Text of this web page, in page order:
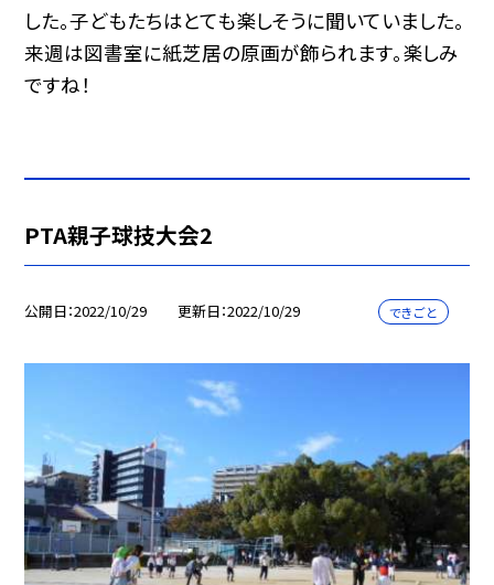
した。子どもたちはとても楽しそうに聞いていました。
来週は図書室に紙芝居の原画が飾られます。楽しみ
ですね！
PTA親子球技大会2
公開日 2022/10/29 更新日 2022/10/29 できごと